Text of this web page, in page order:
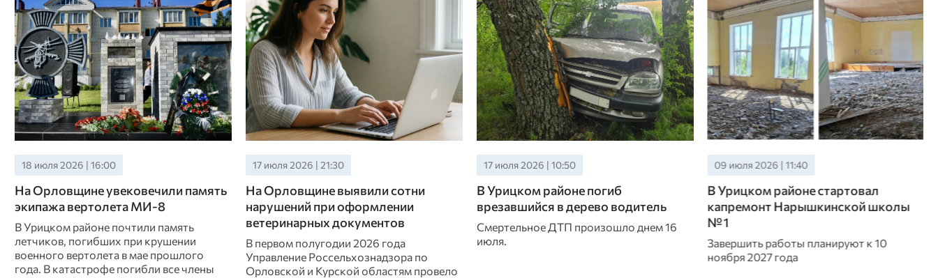
18 июля 2026 | 16:00
На Орловщине увековечили память
экипажа вертолета МИ-8
В Урицком районе почтили память
летчиков, погибших при крушении
военного вертолета в мае прошлого
года. В катастрофе погибли все члены
17 июля 2026 | 21:30
На Орловщине выявили сотни
нарушений при оформлении
ветеринарных документов
В первом полугодии 2026 года
Управление Россельхознадзора по
Орловской и Курской областям провело
17 июля 2026 | 10:50
В Урицком районе погиб
врезавшийся в дерево водитель
Смертельное ДТП произошло днем 16
июля.
09 июля 2026 | 11:40
В Урицком районе стартовал
капремонт Нарышкинской школы
№ 1
Завершить работы планируют к 10
ноября 2027 года